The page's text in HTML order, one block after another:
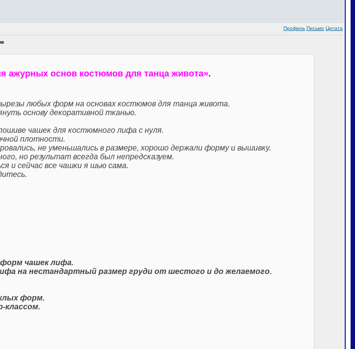
Профиль Письмо Цитата
ажурных основ костюмов для танца живота».
любых форм на основах костюмов для танца живота.
основу декоративной тканью.
чашек для костюмного лифа с нуля.
плотности.
не уменьшались в размере, хорошо держали форму и вышивку.
но результат всегда был непредсказуем.
и сейчас все чашки я шью сама.
чашек лифа.
на нестандартный размер груди от шестого и до желаемого.
форм.
классом.